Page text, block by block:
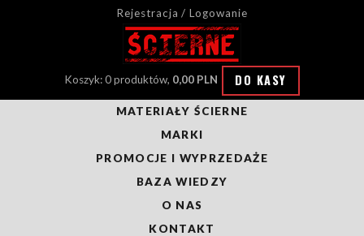
Rejestracja / Logowanie
Koszyk: 0 produktów, 0,00 PLN DO KASY
MATERIAŁY ŚCIERNE
MARKI
PROMOCJE I WYPRZEDAŻE
BAZA WIEDZY
O NAS
KONTAKT